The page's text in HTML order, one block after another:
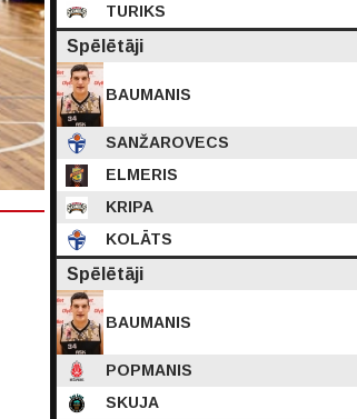
TURIKS
Spēlētāji
BAUMANIS
SANŽAROVECS
ELMERIS
KRIPA
KOLĀTS
Spēlētāji
BAUMANIS
POPMANIS
SKUJA